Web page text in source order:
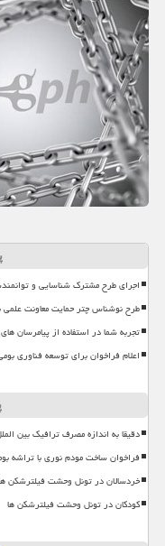
اجرای طرح مشترک شناسایی و
طرح نوشناس چتر حمایت معاونت
تجربه شما در استفاده از پیامرسان
اعلام فراخوان برای توسعه فناوری
دقیقا به اندازه مصرف ترافیک بین
فراخوان ساخت مودم نوری با تراشه
خردسالان در تونل وحشت فیلترشکن
کودکان در تونل وحشت فیلترشکن ها